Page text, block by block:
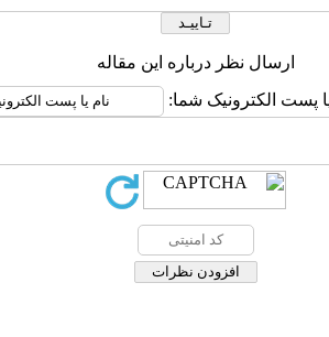
ارسال نظر درباره این مقاله
پست الکترونیک شما: